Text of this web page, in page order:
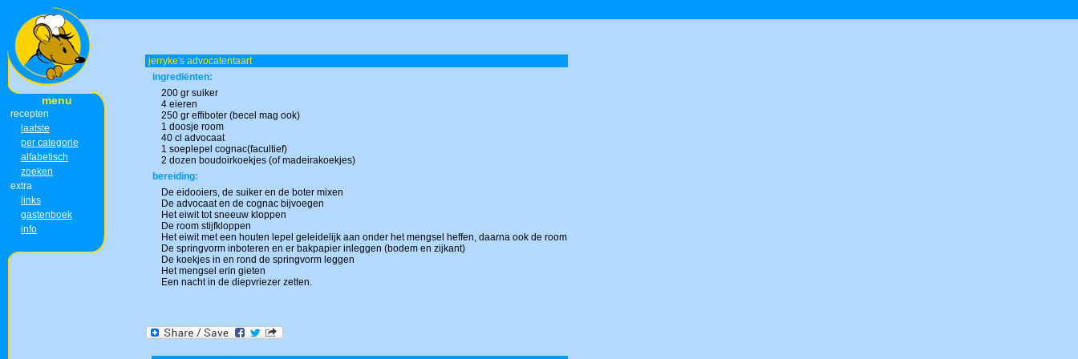
menu
recepten
laatste
per categorie
alfabetisch
zoeken
extra
links
gastenboek
info
jerryke's advocatentaart
ingrediënten:
200 gr suiker
4 eieren
250 gr effiboter (becel mag ook)
1 doosje room
40 cl advocaat
1 soeplepel cognac(facultief)
2 dozen boudoirkoekjes (of madeirakoekjes)
bereiding:
De eidooiers, de suiker en de boter mixen
De advocaat en de cognac bijvoegen
Het eiwit tot sneeuw kloppen
De room stijfkloppen
Het eiwit met een houten lepel geleidelijk aan onder het mengsel heffen, daarna ook de room
De springvorm inboteren en er bakpapier inleggen (bodem en zijkant)
De koekjes in en rond de springvorm leggen
Het mengsel erin gieten
Een nacht in de diepvriezer zetten.